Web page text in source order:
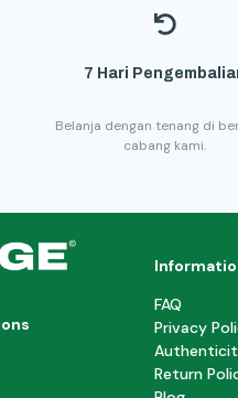
7 Hari
Belanja dengan tenang di
cabang kami.
FAQ
Privacy
Return